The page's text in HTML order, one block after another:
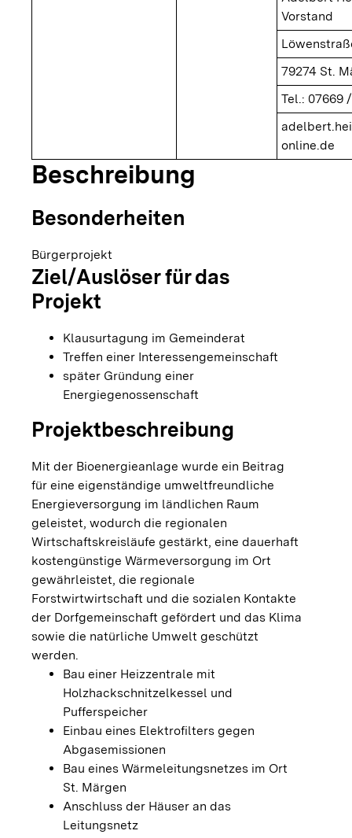
Vorstand
79274 St.
Tel.: 07669
online.de
Beschreibung
Besonderheiten
Bürgerprojekt
Ziel/Auslöser für das
Projekt
Klausurtagung im Gemeinderat
Treffen einer Interessengemeinschaft
später Gründung einer
Energiegenossenschaft
Projektbeschreibung
Mit der Bioenergieanlage wurde ein Beitrag
für eine eigenständige umweltfreundliche
Energieversorgung im ländlichen Raum
geleistet, wodurch die regionalen
Wirtschaftskreisläufe gestärkt, eine dauerhaft
kostengünstige Wärmeversorgung im Ort
gewährleistet, die regionale
Forstwirtwirtschaft und die sozialen Kontakte
der Dorfgemeinschaft gefördert und das Klima
sowie die natürliche Umwelt geschützt
werden.
Bau einer Heizzentrale mit
Holzhackschnitzelkessel und
Pufferspeicher
Einbau eines Elektrofilters gegen
Abgasemissionen
Bau eines Wärmeleitungsnetzes im Ort
St. Märgen
Anschluss der Häuser an das
Leitungsnetz